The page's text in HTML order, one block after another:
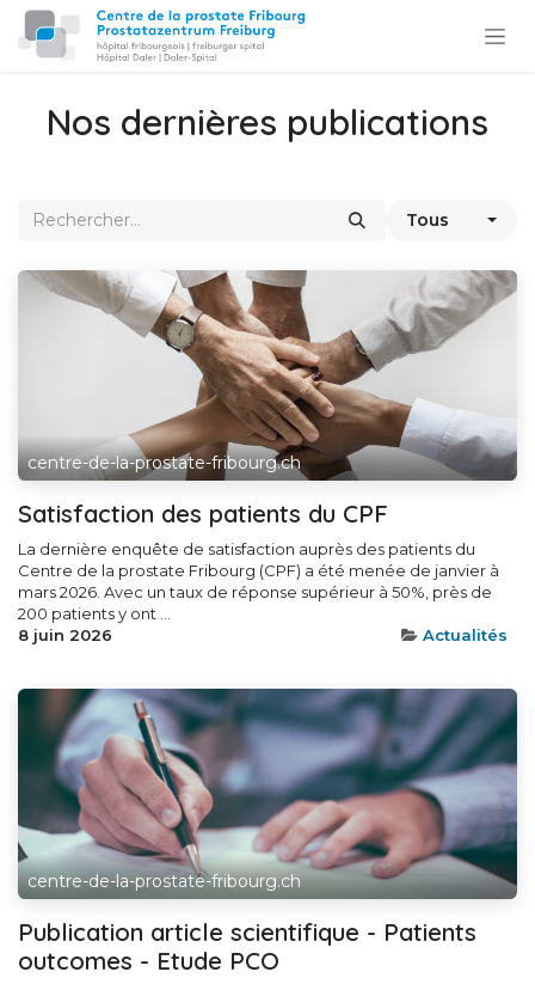
Se rendre au contenu
Nos dernières publications
Tous
centre-de-la-prostate-fribourg.ch
Satisfaction des patients du CPF
La dernière enquête de satisfaction auprès des patients du
Centre de la prostate Fribourg (CPF) a été menée de janvier à
mars 2026. Avec un taux de réponse supérieur à 50%, près de
200 patients y ont ...
8 juin 2026
Actualités
centre-de-la-prostate-fribourg.ch
Publication article scientifique - Patients
outcomes - Etude PCO